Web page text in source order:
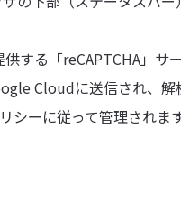
する「reCAPTCHA」サ
Cloudに送信され、解
ーに従って管理されます